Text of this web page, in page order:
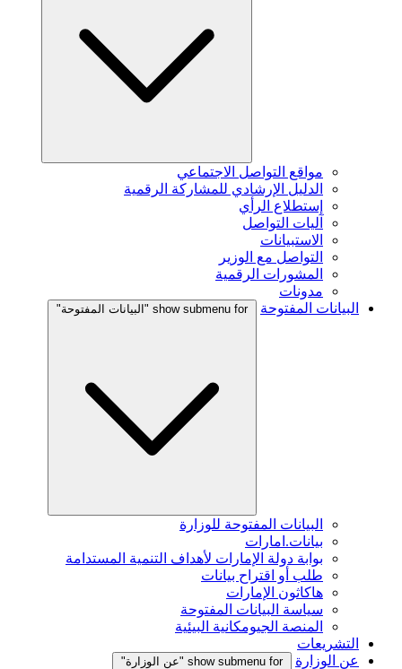
مواقع التواصل الاجتماعي
الدليل الإرشادي للمشاركة الرقمية
إستطلاع الرأي
آليات التواصل
الاستبيانات
التواصل مع الوزير
المشورات الرقمية
مدونات
البيانات المفتوحة
show submenu for "البيانات المفتوحة"
البيانات المفتوحة للوزارة
بيانات.امارات
بوابة دولة الإمارات لأهداف التنمية المستدامة
طلب أو اقتراح بيانات
هاكاثون الإمارات
سياسة البيانات المفتوحة
المنصة الجيومكانية البيئية
التشريعات
عن الوزارة
show submenu for "عن الوزارة"